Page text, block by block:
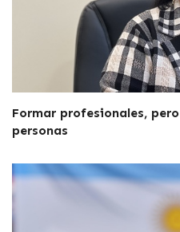
Formar profesionales,
personas